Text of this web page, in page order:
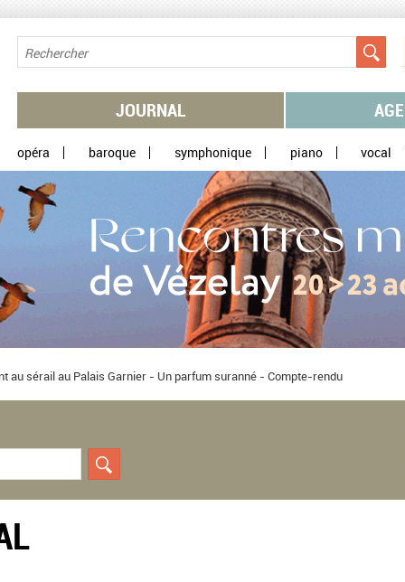
JOURNAL
opéra baroque symphonique piano vocal
au sérail au Palais Garnier - Un parfum suranné - Compte-rendu